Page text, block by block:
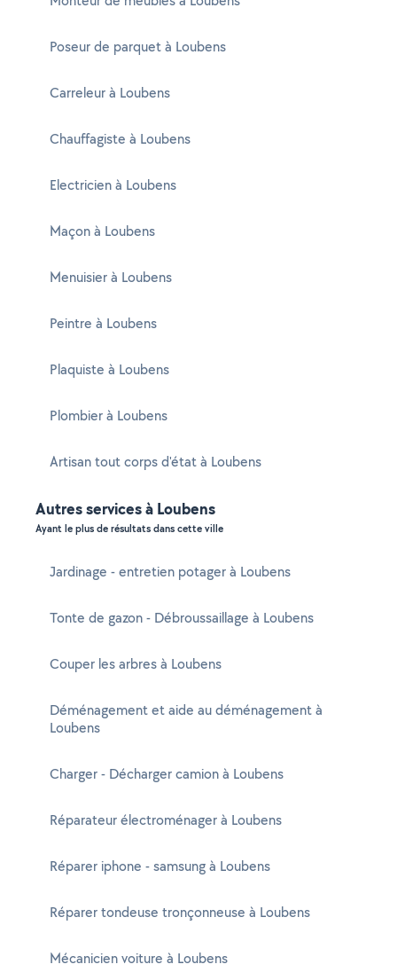
Poseur de parquet à Loubens
Carreleur à Loubens
Chauffagiste à Loubens
Electricien à Loubens
Maçon à Loubens
Menuisier à Loubens
Peintre à Loubens
Plaquiste à Loubens
Plombier à Loubens
Artisan tout corps d'état à Loubens
Autres services à Loubens
Ayant le plus de résultats dans cette ville
Jardinage - entretien potager à Loubens
Tonte de gazon - Débroussaillage à Loubens
Couper les arbres à Loubens
Déménagement et aide au déménagement à
Loubens
Charger - Décharger camion à Loubens
Réparateur électroménager à Loubens
Réparer iphone - samsung à Loubens
Réparer tondeuse tronçonneuse à Loubens
Mécanicien voiture à Loubens